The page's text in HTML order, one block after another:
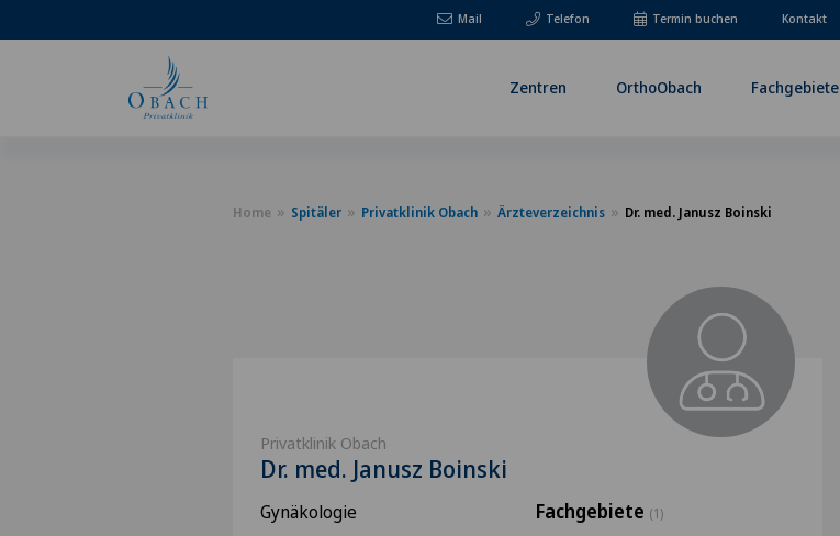
Mail Telefon Termin buchen Kontakt
Zentren OrthoObach Fachgebiete
Home Spitäler Privatklinik Obach Ärzteverzeichnis Dr. med. Janusz Boinski
Privatklinik Obach
Dr. med. Janusz Boinski
Gynäkologie Fachgebiete (1)